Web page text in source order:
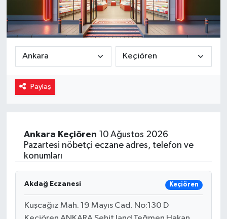
Paylaş
Ankara Keçiören 10 Ağustos 2026
Pazartesi nöbetçi eczane adres, telefon ve
konumları
Akdağ Eczanesi Keçiören
Kuşcağız Mah. 19 Mayıs Cad. No:130 D
Magazin
Sağlık
Spor
Yaşam